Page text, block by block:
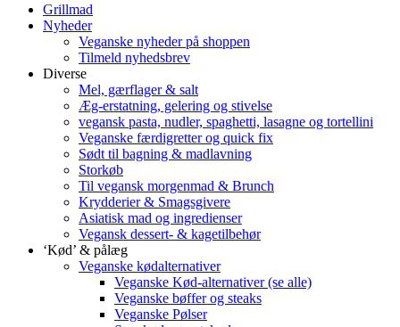
Grillmad
Nyheder
Veganske nyheder på shoppen
Tilmeld nyhedsbrev
Diverse
Mel, gærflager & salt
Æg-erstatning, gelering og stivelse
vegansk pasta, nudler, spaghetti, lasagne og tortellini
Veganske færdigretter og quick fix
Sødt til bagning & madlavning
Storkøb
Til vegansk morgenmad & Brunch
Krydderier & Smagsgivere
Asiatisk mad og ingredienser
Vegansk dessert- & kagetilbehør
‘Kød’ & pålæg
Veganske kødalternativer
Veganske Kød-alternativer (se alle)
Veganske bøffer og steaks
Veganske Pølser